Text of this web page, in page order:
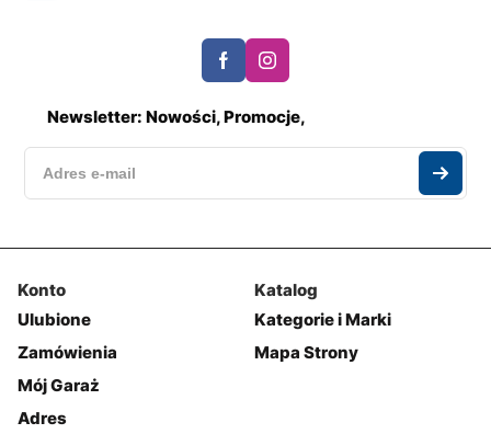
Newsletter: Nowości, Promocje,
Konto
Ulubione
Zamówienia
Mój Garaż
Adres
Katalog
Kategorie i Marki
Mapa Strony